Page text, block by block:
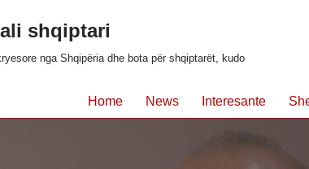
shqiptari
nga Shqipëria dhe bota për shqiptarët, kudo
Home News Interesante